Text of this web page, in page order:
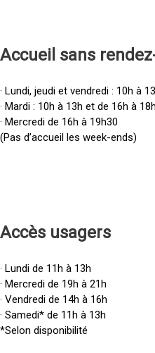
Accueil sans
· Lundi, jeudi et vendredi : 10h à
· Mardi : 10h à 13h et de 16h à 18h
· Mercredi de 16h à 19h30
(Pas d’accueil les week-ends)
Accès usagers
· Lundi de 11h à 13h
· Mercredi de 19h à 21h
· Vendredi de 14h à 16h
· Samedi* de 11h à 13h
*Selon disponibilité